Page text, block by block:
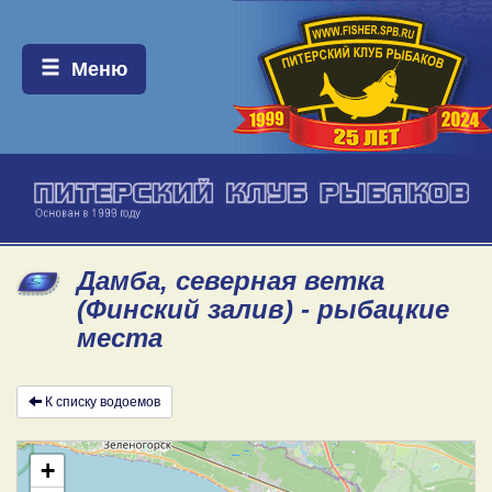
Меню:
Меню
Дамба, северная ветка
(Финский залив) - рыбацкие
места
К списку водоемов
+